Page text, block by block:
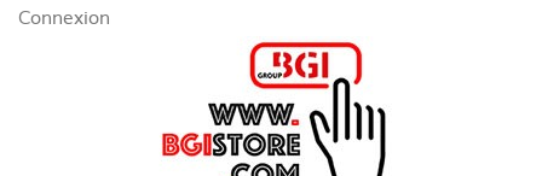
Connexion
Panneau de gestion des cookies